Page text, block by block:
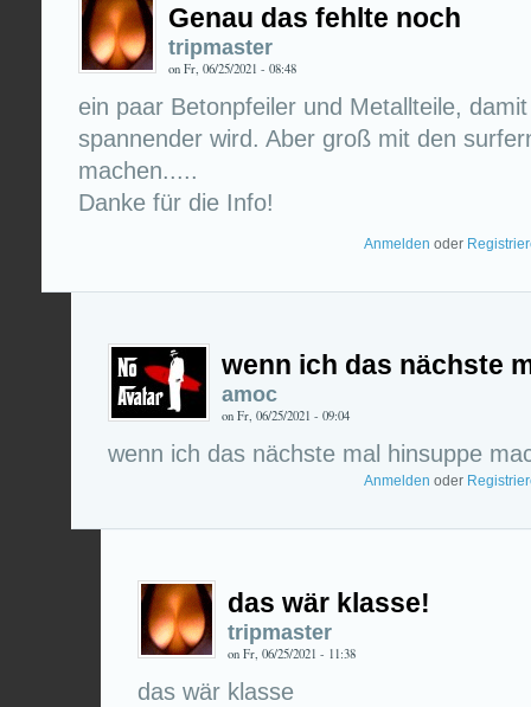
Genau das fehlte noch
tripmaster
on Fr, 06/25/2021 - 08:48
ein paar Betonpfeiler und Metallteile,
spannender wird. Aber groß mit den
machen.....
Danke für die Info!
Anmelden oder
wenn ich das nächste
amoc
on Fr, 06/25/2021 - 09:04
wenn ich das nächste mal hinsuppe
Anmelden oder
das wär klasse!
tripmaster
on Fr, 06/25/2021 - 11:38
das wär klasse